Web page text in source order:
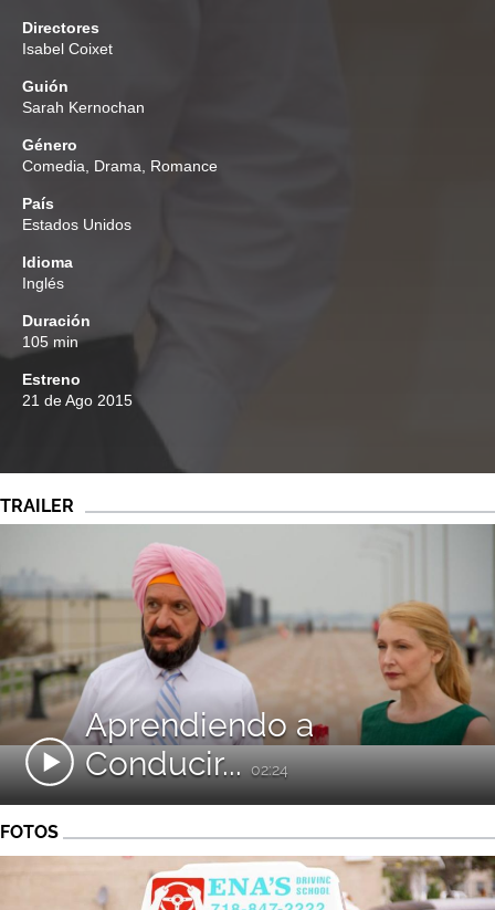
Directores
Isabel Coixet
Guión
Sarah Kernochan
Género
Comedia
Drama Romance
País
Estados Unidos
Idioma
Inglés
Duración
105 min
Estreno
21 de Ago 2015
TRAILER
Aprendiendo a
Conducir...02:24
FOTOS